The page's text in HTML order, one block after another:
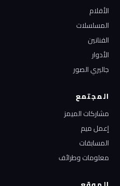
الأفلام
المسلسلات
الفنانين
الأدوار
جاليري الصور
المجتمع
مشاركات الميمز
إعمل ميم
المسابقات
معلومات وطرائف